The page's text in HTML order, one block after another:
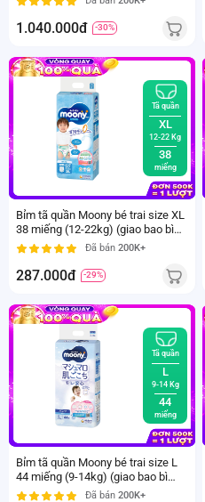
nhiên
1.040.000đ -30%
Tã quần
XL
12-22 Kg
38
miếng
Bỉm tã quần Moony bé trai size XL
38 miếng (12-22kg) (giao bao bì
ngẫu nhiên)
Đã bán 200K+
287.000đ -29%
Tã quần
L
9-14 Kg
44
miếng
Bỉm tã quần Moony bé trai size L
44 miếng (9-14kg) (giao bao bì
ngẫu nhiên)
Đã bán 200K+